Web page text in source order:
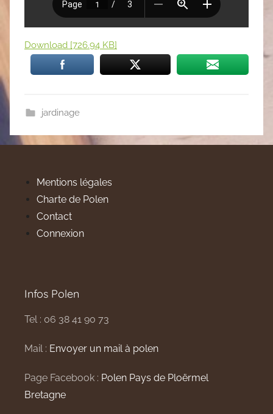
Download [726.94 KB]
jardinage
Mentions légales
Charte de Polen
Contact
Connexion
Infos Polen
Tel : 06 38 41 90 73
Mail : Envoyer un mail à polen
Page Facebook : Polen Pays de Ploërmel
Bretagne